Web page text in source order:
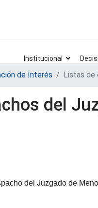
Institucional
de Interés Listas de
del
del Juzgado de